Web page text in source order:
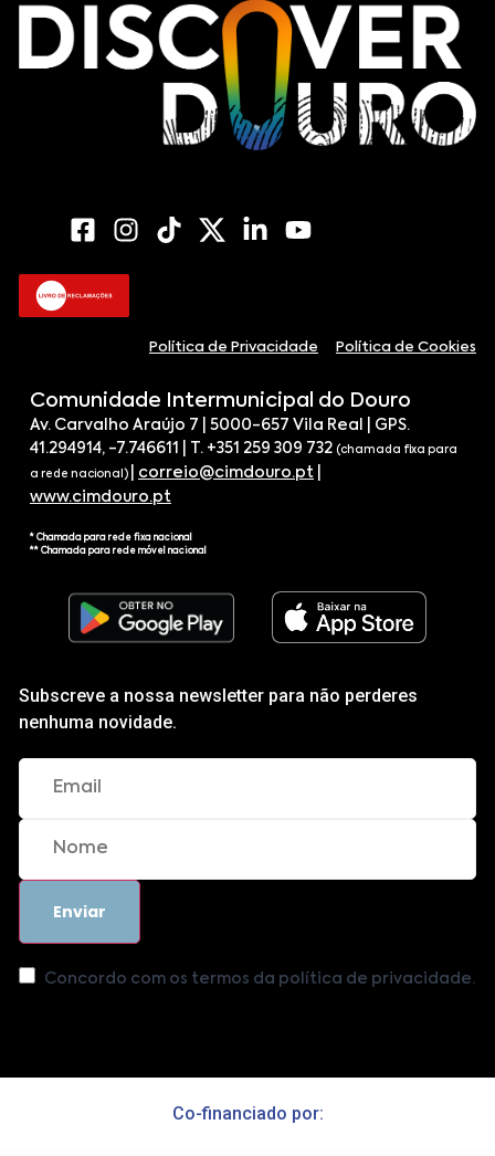
Política de Privacidade Política de Cookies
Comunidade Intermunicipal do Douro
Av. Carvalho Araújo 7 | 5000-657 Vila Real | GPS.
41.294914, -7.746611 | T. +351 259 309 732 (chamada fixa para
a rede nacional) correio@cimdouro.pt
www.cimdouro.pt
* Chamada para rede fixa nacional
** Chamada para rede móvel nacional
Subscreve a nossa newsletter para não perderes
nenhuma novidade.
Concordo com os termos da política de privacidade.
Co-financiado por: